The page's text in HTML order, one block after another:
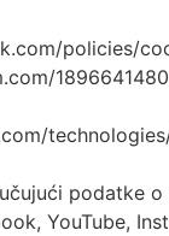
policies/
podatke o
YouTube,